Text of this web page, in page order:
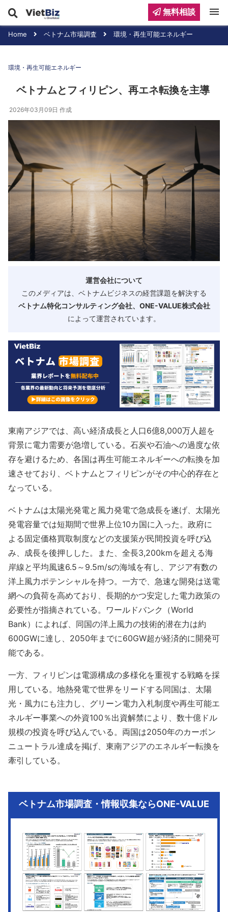
Home ベトナム市場調査 環境・再生可能エネルギー
環境・再生可能エネルギー
ベトナムとフィリピン、再エネ転換を主導
2026年03月09日 作成
運営会社について
このメディアは、ベトナムビジネスの経営課題を解決する
ベトナム特化コンサルティング会社、ONE-VALUE株式会社
によって運営されています。
東南アジアでは、高い経済成長と人口6億8,000万人超を
背景に電力需要が急増している。石炭や石油への過度な依
存を避けるため、各国は再生可能エネルギーへの転換を加
速させており、ベトナムとフィリピンがその中心的存在と
なっている。
ベトナムは太陽光発電と風力発電で急成長を遂げ、太陽光
発電容量では短期間で世界上位10カ国に入った。政府に
よる固定価格買取制度などの支援策が民間投資を呼び込
み、成長を後押しした。また、全長3,200kmを超える海
岸線と平均風速6.5～9.5m/sの海域を有し、アジア有数の
洋上風力ポテンシャルを持つ。一方で、急速な開発は送電
網への負荷を高めており、長期的かつ安定した電力政策の
必要性が指摘されている。ワールドバンク（World
Bank）によれば、同国の洋上風力の技術的潜在力は約
600GWに達し、2050年までに60GW超が経済的に開発可
能である。
一方、フィリピンは電源構成の多様化を重視する戦略を採
用している。地熱発電で世界をリードする同国は、太陽
光・風力にも注力し、グリーン電力入札制度や再生可能エ
ネルギー事業への外資100％出資解禁により、数十億ドル
規模の投資を呼び込んでいる。両国は2050年のカーボン
ニュートラル達成を掲げ、東南アジアのエネルギー転換を
牽引している。
ベトナム市場調査・情報収集ならONE-VALUE
無料相談 menu